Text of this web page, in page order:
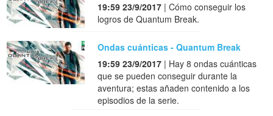
19:59 23/9/2017 | Cómo conseguir los
logros de Quantum Break.
Ondas cuánticas - Quantum Break
19:59 23/9/2017 | Hay 8 ondas cuánticas
que se pueden conseguir durante la
aventura; estas añaden contenido a los
episodios de la serie.